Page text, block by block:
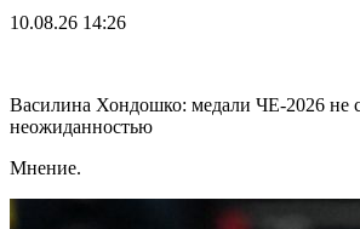
10.08.26 14:26
Василина Хондошко: медали ЧЕ-2026 не
неожиданностью
Мнение.